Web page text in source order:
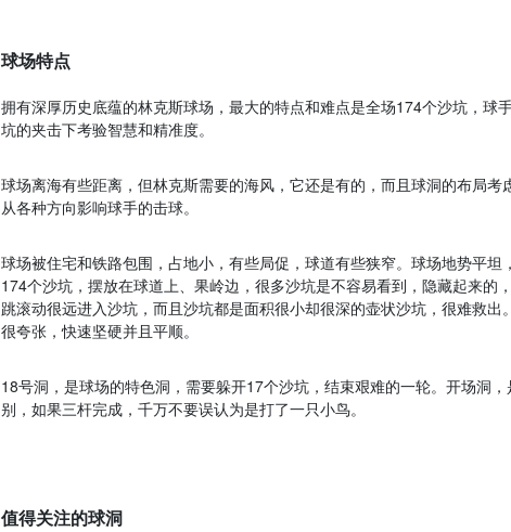
球场特点
拥有深厚历史底蕴的林克斯球场，最大的特点和难点是全场174个沙坑，球
坑的夹击下考验智慧和精准度。
球场离海有些距离，但林克斯需要的海风，它还是有的，而且球洞的布局考
从各种方向影响球手的击球。
球场被住宅和铁路包围，占地小，有些局促，球道有些狭窄。球场地势平坦
174个沙坑，摆放在球道上、果岭边，很多沙坑是不容易看到，隐藏起来的
跳滚动很远进入沙坑，而且沙坑都是面积很小却很深的壶状沙坑，很难救出
很夸张，快速坚硬并且平顺。
18号洞，是球场的特色洞，需要躲开17个沙坑，结束艰难的一轮。开场洞
别，如果三杆完成，千万不要误认为是打了一只小鸟。
值得关注的球洞